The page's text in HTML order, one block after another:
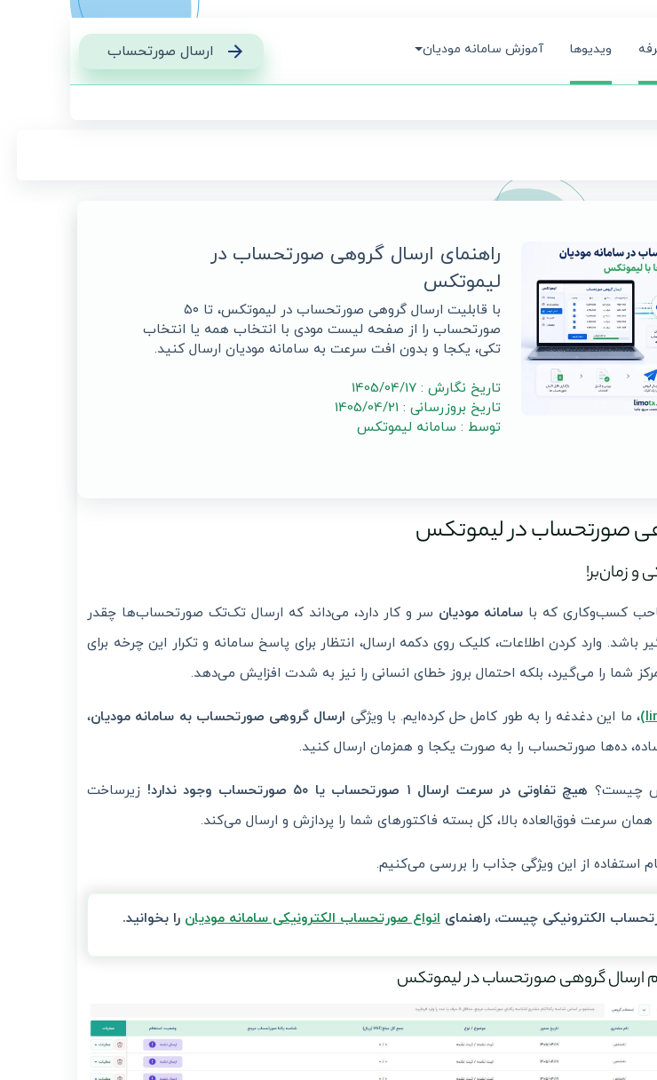
ارسال صورتحساب ویدیوها آموزش سامانه مودیان
راهنمای ارسال گروهی صورتحساب در
لیموتکس
با قابلیت ارسال گروهی صورتحساب در لیموتکس، تا ۵۰
صورتحساب را از صفحه لیست مودی با انتخاب همه یا انتخاب
تکی، یکجا و بدون افت سرعت به سامانه مودیان ارسال کنید.
تاریخ نگارش : 1405/04/17
تاریخ بروزرسانی : 1405/04/21
توسط : سامانه لیموتکس
صورتحساب در لیموتکس
و زمان‌بر!
کسب‌وکاری که با سامانه مودیان سر و کار دارد، می‌داند که ارسال تک‌تک صورتحساب‌ها چقدر
وارد کردن اطلاعات، کلیک روی دکمه ارسال، انتظار برای پاسخ سامانه و تکرار این چرخه برای
شما را می‌گیرد، بلکه احتمال بروز خطای انسانی را نیز به شدت افزایش می‌دهد.
، ما این دغدغه را به طور کامل حل کرده‌ایم. با ویژگی ارسال گروهی صورتحساب به سامانه مودیان،
ده‌ها صورتحساب را به صورت یکجا و همزمان ارسال کنید.
چیست؟ هیچ تفاوتی در سرعت ارسال ۱ صورتحساب یا ۵۰ صورتحساب وجود ندارد!
زیرساخت
سرعت فوق‌العاده بالا، کل بسته فاکتورهای شما را پردازش و ارسال می‌کند.
استفاده از این ویژگی جذاب را بررسی می‌کنیم.
الکترونیکی چیست، راهنمایانواع صورتحساب الکترونیکی سامانه مودیان را بخوانید.
ارسال گروهی صورتحساب در لیموتکس